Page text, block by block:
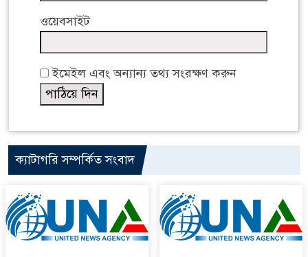
ওয়েবসাইট
ইমেইল এবং অন্যান্য তথ্য সংরক্ষণ করুন
ক্যাটাগরি সম্পর্কিত সংবাদ